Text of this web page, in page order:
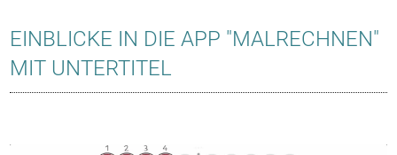
EINBLICKE IN DIE APP "MALRECHNEN"
MIT UNTERTITEL